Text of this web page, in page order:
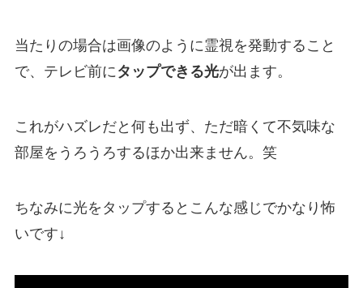
当たりの場合は画像のように霊視を発動すること
で、テレビ前に タップできる光が出ます。
これがハズレだと何も出ず、ただ暗くて不気味な
部屋をうろうろするほか出来ません。笑
ちなみに光をタップするとこんな感じでかなり怖
いです↓